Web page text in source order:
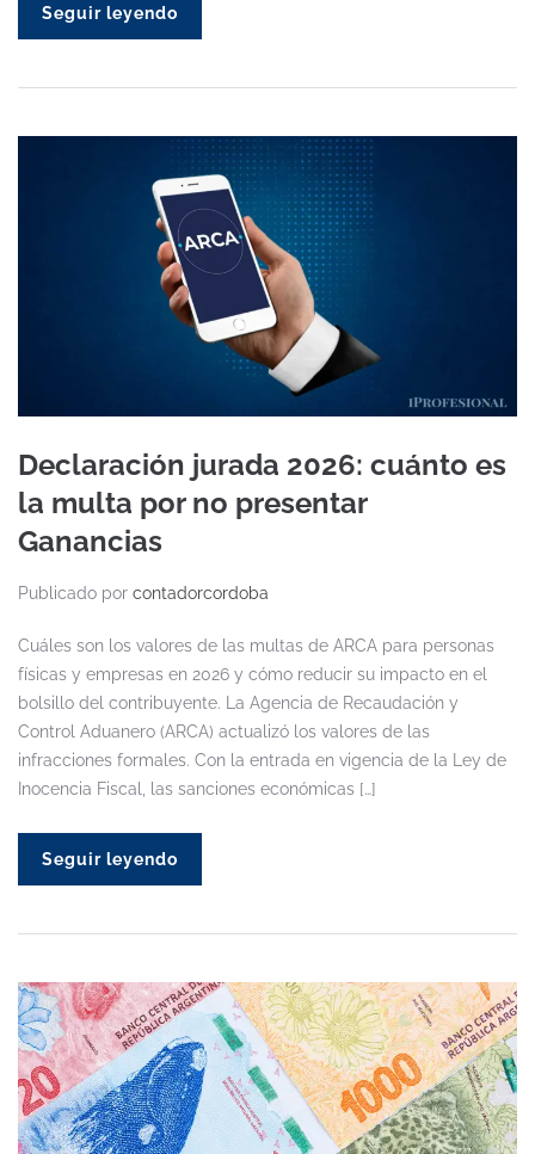
Seguir leyendo
Declaración jurada 2026: cuánto es
la multa por no presentar
Ganancias
Publicado por contadorcordoba
Cuáles son los valores de las multas de ARCA para personas
físicas y empresas en 2026 y cómo reducir su impacto en el
bolsillo del contribuyente. La Agencia de Recaudación y
Control Aduanero (ARCA) actualizó los valores de las
infracciones formales. Con la entrada en vigencia de la Ley de
Inocencia Fiscal, las sanciones económicas […]
Seguir leyendo